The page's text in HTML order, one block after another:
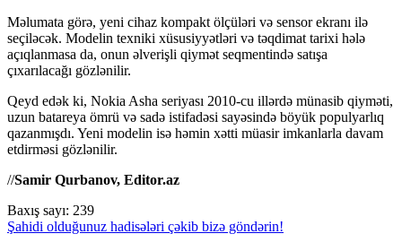
Məlumata görə, yeni cihaz kompakt ölçüləri və sensor ekranı ilə
seçiləcək. Modelin texniki xüsusiyyətləri və təqdimat tarixi hələ
açıqlanmasa da, onun əlverişli qiymət seqmentində satışa
çıxarılacağı gözlənilir.
Qeyd edək ki, Nokia Asha seriyası 2010-cu illərdə münasib qiyməti,
uzun batareya ömrü və sadə istifadəsi sayəsində böyük populyarlıq
qazanmışdı. Yeni modelin isə həmin xətti müasir imkanlarla davam
etdirməsi gözlənilir.
//Samir Qurbanov, Editor.az
Baxış sayı: 239
Şahidi olduğunuz hadisələri çəkib bizə göndərin!